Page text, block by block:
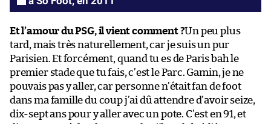
Et l’amour du PSG, il vient comment ?Un peu plus
tard, mais très naturellement, car je suis un pur
Parisien. Et forcément, quand tu es de Paris bah le
premier stade que tu fais, c’est le Parc. Gamin, je ne
pouvais pas y aller, car personne n’était fan de foot
dans ma famille du coup j’ai dû attendre d’avoir seize,
dix-sept ans pour y aller avec un pote. C’est en 91, et